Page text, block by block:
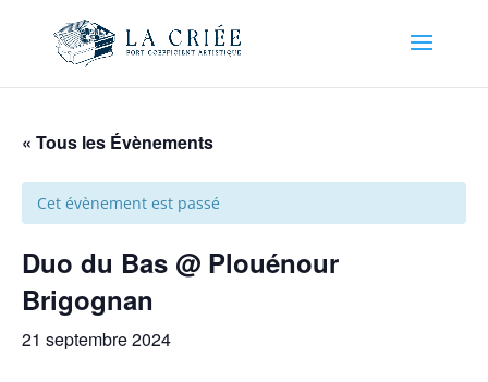
« Tous les Évènements
Cet évènement est passé
Duo du Bas @ Plouénour
Brigognan
21 septembre 2024